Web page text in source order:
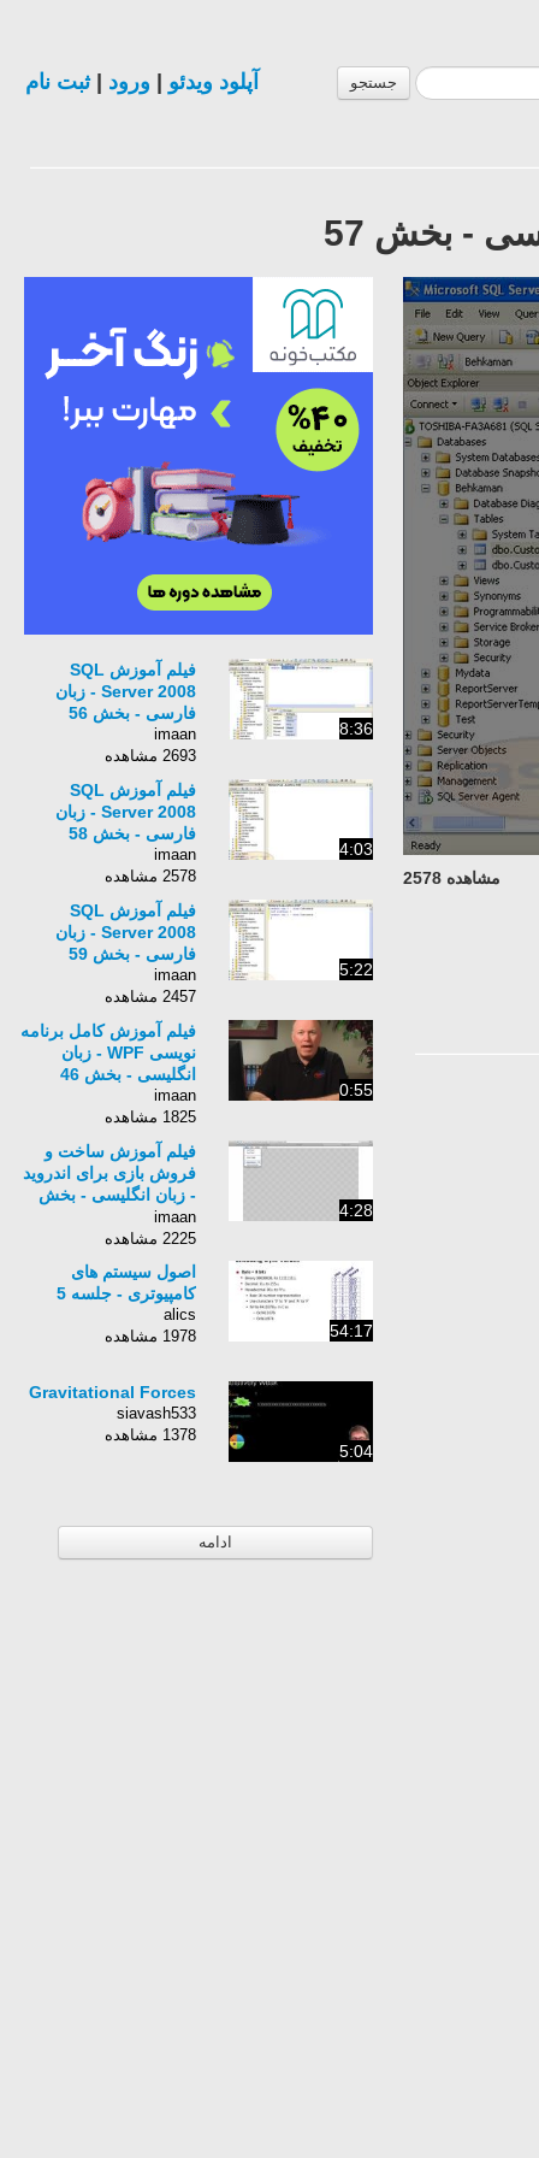
جستجو آپلود ویدئو ورود |ثبت نام
مشاهده 2578
8:36
فیلم آموزش SQL
Server 2008 - زبان
فارسی - بخش 56
imaan
2693 مشاهده
4:03
فیلم آموزش SQL
Server 2008 - زبان
فارسی - بخش 58
imaan
2578 مشاهده
5:22
فیلم آموزش SQL
Server 2008 - زبان
فارسی - بخش 59
imaan
2457 مشاهده
0:55
فیلم آموزش کامل برنامه
نویسی WPF - زبان
انگلیسی - بخش 46
imaan
1825 مشاهده
4:28
فیلم آموزش ساخت و
فروش بازی برای اندروید
- زبان انگلیسی - بخش
20
imaan
2225 مشاهده
54:17
اصول سیستم های
کامپیوتری - جلسه 5
alics
1978 مشاهده
5:04
Gravitational Forces
siavash533
1378 مشاهده
ادامه